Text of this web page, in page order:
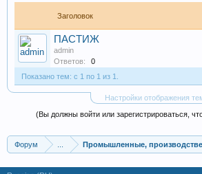
Заголовок
ПАСТИЖ
admin
Ответов:
0
Показано тем: с 1 по 1 из 1.
Настройки отображения
(Вы должны войти или зарегистрироваться,
Форум Промышленные,